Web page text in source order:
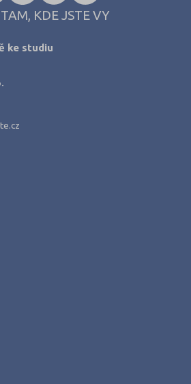
KDE JSTE VY
ke studiu